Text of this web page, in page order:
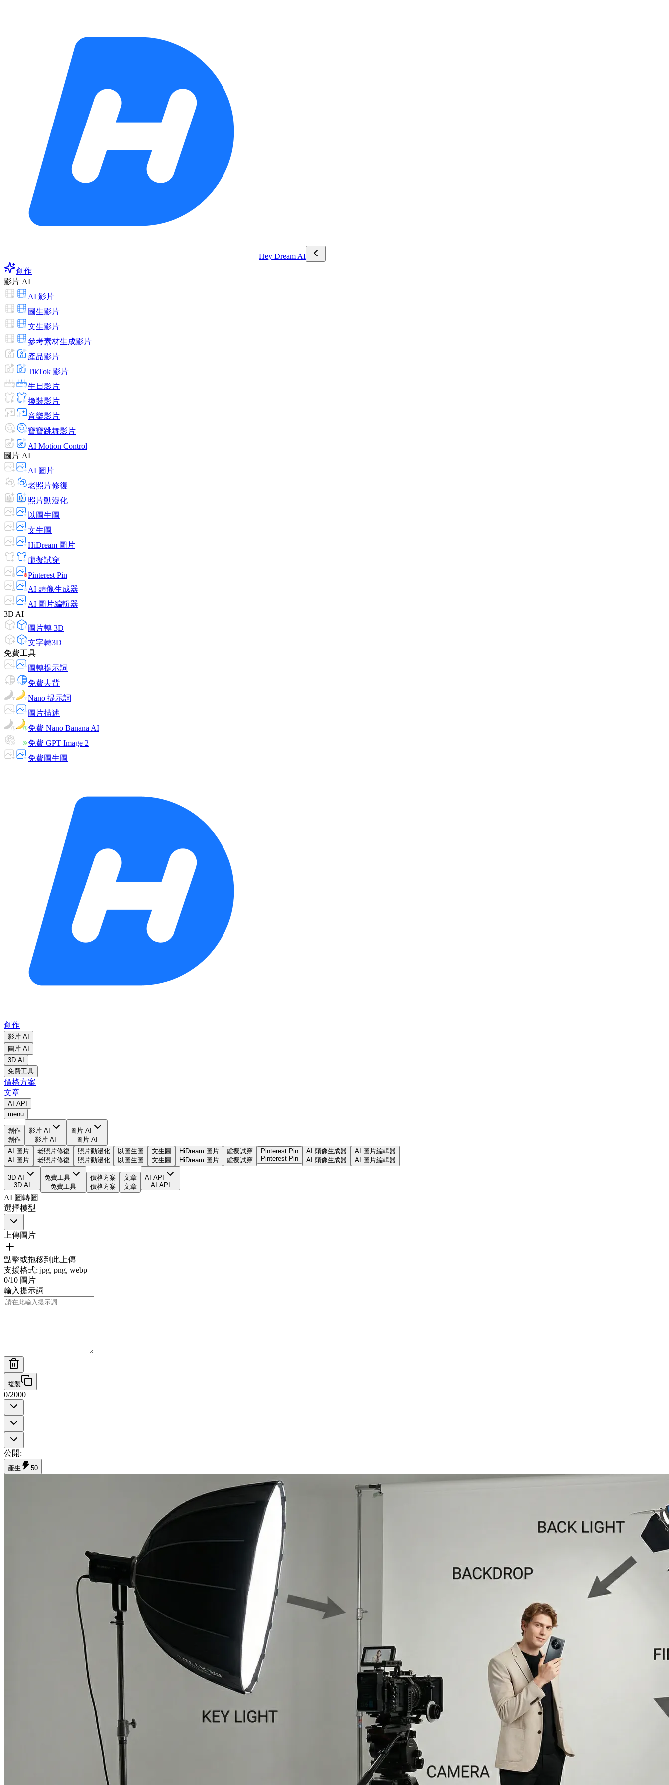
Hey Dream AI
創作
影片 AI
AI 影片
圖生影片
文生影片
參考素材生成影片
產品影片
TikTok 影片
生日影片
換裝影片
音樂影片
寶寶跳舞影片
AI Motion Control
圖片 AI
AI 圖片
老照片修復
照片動漫化
以圖生圖
文生圖
HiDream 圖片
虛擬試穿
Pinterest Pin
AI 頭像生成器
AI 圖片編輯器
3D AI
圖片轉 3D
文字轉3D
免費工具
圖轉提示詞
免費去背
Nano 提示詞
圖片描述
免費 Nano Banana AI
免費 GPT Image 2
免費圖生圖
創作
影片 AI
圖片 AI
3D AI
免費工具
價格方案
文章
AI API
menu
創作
創作
影片 AI
影片 AI
圖片 AI
圖片 AI
AI 圖片
AI 圖片
老照片修復
老照片修復
照片動漫化
照片動漫化
以圖生圖
以圖生圖
文生圖
文生圖
HiDream 圖片
HiDream 圖片
虛擬試穿
虛擬試穿
Pinterest Pin
Pinterest Pin
AI 頭像生成器
AI 頭像生成器
AI 圖片編輯器
AI 圖片編輯器
3D AI
3D AI
免費工具
免費工具
價格方案
價格方案
文章
文章
AI API
AI API
AI 圖轉圖
選擇模型
上傳圖片
點擊或拖移到此上傳
支援格式: jpg, png, webp
0/10 圖片
輸入提示詞
複製
0/2000
公開:
產生 50